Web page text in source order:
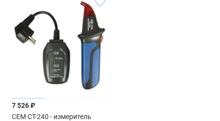
7 526 ₽
CEM CT-240 - измеритель